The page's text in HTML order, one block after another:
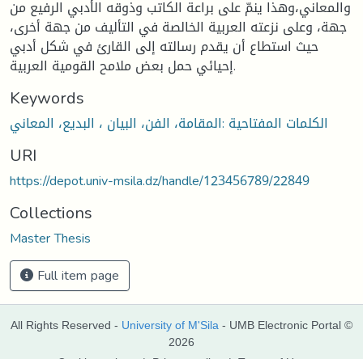
والمعاني،وهذا ينمّ على براعة الكاتب وذوقه الأدبي الرفيع من
جهة، وعلى نزعته العربية الخالصة في التأليف من جهة أخرى،
حيث استطاع أن يقدم رسالته إلى القارئ في شكل أدبي
إحيائي حمل بعض ملامح القومية العربية.
Keywords
الكلمات المفتاحية :المقامة، الفن، البيان ، البديع، المعاني
URI
https://depot.univ-msila.dz/handle/123456789/22849
Collections
Master Thesis
Full item page
All Rights Reserved - University of M'Sila - UMB Electronic Portal ©
2026